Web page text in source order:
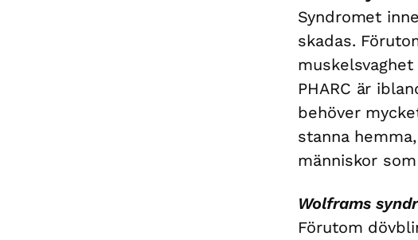
Syndromet
skadas.
PHARC är
behöver
stanna
människor
Wolframs
Förutom